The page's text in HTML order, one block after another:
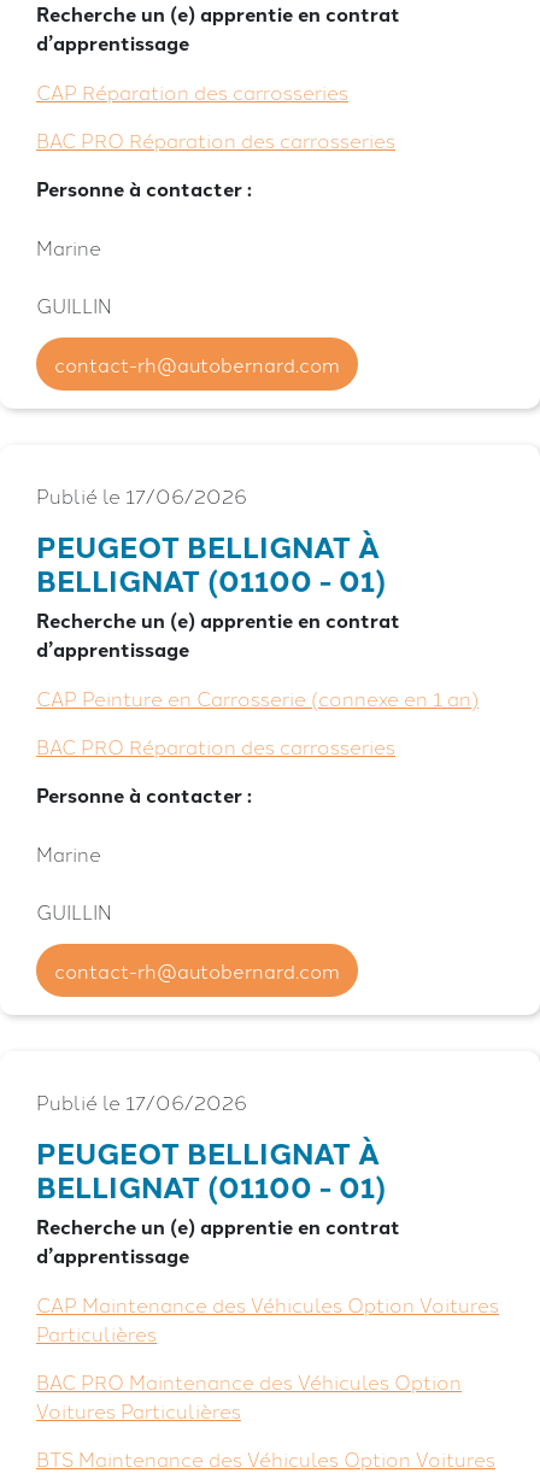
Recherche un (e) apprentie en contrat
d’apprentissage
CAP Réparation des carrosseries
BAC PRO Réparation des carrosseries
Personne à contacter :
Marine
GUILLIN
contact-rh@autobernard.com
Publié le 17/06/2026
PEUGEOT BELLIGNAT À
BELLIGNAT (01100 - 01)
Recherche un (e) apprentie en contrat
d’apprentissage
CAP Peinture en Carrosserie (connexe en 1 an)
BAC PRO Réparation des carrosseries
Personne à contacter :
Marine
GUILLIN
contact-rh@autobernard.com
Publié le 17/06/2026
PEUGEOT BELLIGNAT À
BELLIGNAT (01100 - 01)
Recherche un (e) apprentie en contrat
d’apprentissage
CAP Maintenance des Véhicules Option Voitures
Particulières
BAC PRO Maintenance des Véhicules Option
Voitures Particulières
BTS Maintenance des Véhicules Option Voitures